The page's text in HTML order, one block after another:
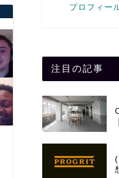
プロフィー
注目の記事